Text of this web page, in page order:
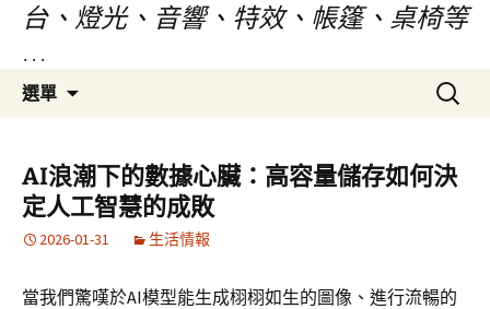
台、燈光、音響、特效、帳篷、桌椅等
…
選單
要
內
容
搜
尋
鍵
字:
AI浪潮下的數據心臟：高容量儲存如何決
定人工智慧的成敗
2026-01-31 生活情報
當我們驚嘆於AI模型能生成栩栩如生的圖像、進行流暢的